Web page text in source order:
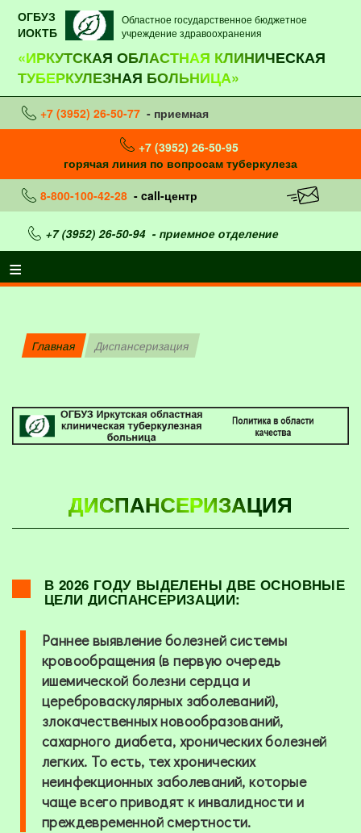
ОГБУЗ
ИОКТБ
Областное государственное бюджетное
учреждение здравоохранения
«ИРКУТСКАЯ ОБЛАСТНАЯ КЛИНИЧЕСКАЯ
ТУБЕРКУЛЕЗНАЯ БОЛЬНИЦА»
+7 (3952) 26-50-77 - приемная
+7 (3952) 26-50-95
горячая линия по вопросам туберкулеза
8-800-100-42-28 - call-центр
+7 (3952) 26-50-94- приемное отделение
Главная Диспансеризация
ДИСПАНСЕРИЗАЦИЯ
В 2026 ГОДУ ВЫДЕЛЕНЫ ДВЕ ОСНОВНЫЕ
ЦЕЛИ ДИСПАНСЕРИЗАЦИИ:
Раннее выявление болезней системы
кровообращения (в первую очередь
ишемической болезни сердца и
цереброваскулярных заболеваний),
злокачественных новообразований,
сахарного диабета, хронических болезней
легких. То есть, тех хронических
неинфекционных заболеваний, которые
чаще всего приводят к инвалидности и
преждевременной смертности.